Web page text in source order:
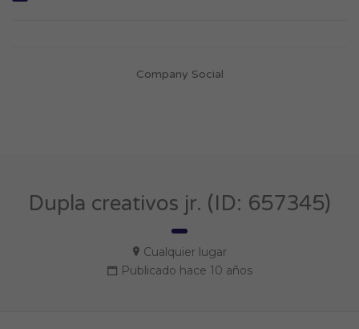
Company Social
Dupla creativos jr. (ID: 657345)
Cualquier lugar
Publicado hace 10 años